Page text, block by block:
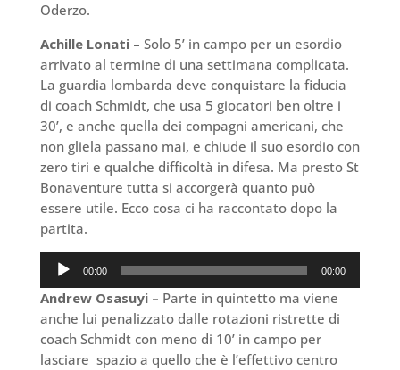
Oderzo.
Achille Lonati – Solo 5’ in campo per un esordio
arrivato al termine di una settimana complicata.
La guardia lombarda deve conquistare la fiducia
di coach Schmidt, che usa 5 giocatori ben oltre i
30’, e anche quella dei compagni americani, che
non gliela passano mai, e chiude il suo esordio con
zero tiri e qualche difficoltà in difesa. Ma presto St
Bonaventure tutta si accorgerà quanto può
essere utile. Ecco cosa ci ha raccontato dopo la
partita.
Audio
Player
00:00 00:00
Andrew Osasuyi – Parte in quintetto ma viene
anche lui penalizzato dalle rotazioni ristrette di
coach Schmidt con meno di 10’ in campo per
lasciare spazio a quello che è l’effettivo centro